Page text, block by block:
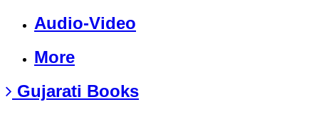
Audio-Video
More
Gujarati Books